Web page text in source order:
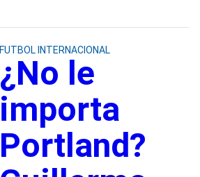
FUTBOL INTERNACIONAL
¿No le
importa
Portland?